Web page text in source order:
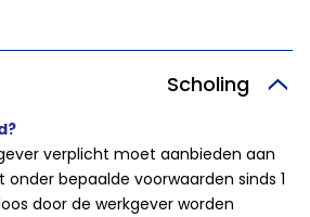
Scholing
verplicht moet aanbieden aan
bepaalde voorwaarden sinds 1
door de werkgever worden